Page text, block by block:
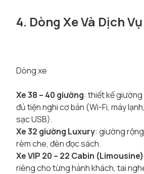
4. Dòng Xe Và Dịch Vụ
Dòng xe
Xe 38 – 40 giường: thiết kế
đủ tiện nghi cơ bản (Wi-Fi, máy
sạc USB).
Xe 32 giường Luxury: giường
rèm che, đèn đọc sách.
Xe VIP 20 – 22 Cabin (Limousine)
riêng cho từng hành khách, tai